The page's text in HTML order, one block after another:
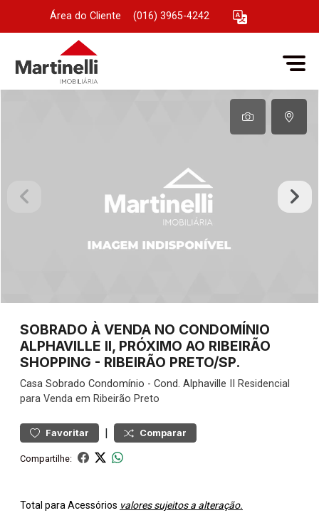
Área do Cliente (016) 3965-4242
SOBRADO À VENDA NO CONDOMÍNIO
ALPHAVILLE II, PRÓXIMO AO RIBEIRÃO
SHOPPING - RIBEIRÃO PRETO/SP.
Casa Sobrado Condomínio - Cond. Alphaville II
Residencial
para Venda em Ribeirão Preto
Favoritar | Comparar
Compartilhe:
Total para Acessórios valores sujeitos a alteração.